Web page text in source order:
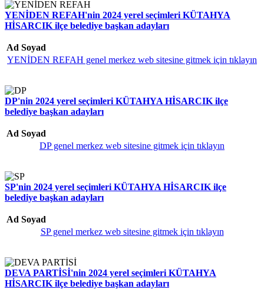
YENİDEN REFAH'nin 2024 yerel seçimleri KÜTAHYA
HİSARCIK ilçe belediye başkan adayları
Ad Soyad
YENİDEN REFAH genel merkez web sitesine gitmek için tıklayın
DP'nin 2024 yerel seçimleri KÜTAHYA HİSARCIK ilçe
belediye başkan adayları
Ad Soyad
DP genel merkez web sitesine gitmek için tıklayın
SP'nin 2024 yerel seçimleri KÜTAHYA HİSARCIK ilçe
belediye başkan adayları
Ad Soyad
SP genel merkez web sitesine gitmek için tıklayın
DEVA PARTİSİ'nin 2024 yerel seçimleri KÜTAHYA
HİSARCIK ilçe belediye başkan adayları